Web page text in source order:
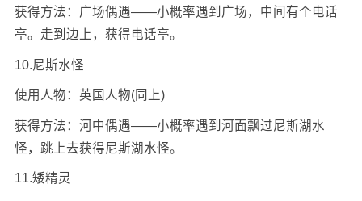
获得方法：广场偶遇——小概率遇到广场，中间有个电话
亭。走到边上，获得电话亭。
10.尼斯水怪
使用人物：英国人物(同上)
获得方法：河中偶遇——小概率遇到河面飘过尼斯湖水
怪，跳上去获得尼斯湖水怪。
11.矮精灵